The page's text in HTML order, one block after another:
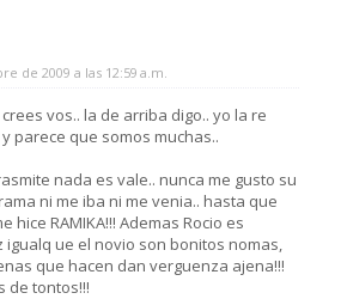
de 2009 a las 12:59 a.m.
vos.. la de arriba digo.. yo la re
parece que somos muchas..
nada es vale.. nunca me gusto su
ni me iba ni me venia.. hasta que
hice RAMIKA!!! Ademas Rocio es
igualq ue el novio son bonitos nomas,
que hacen dan verguenza ajena!!!
de tontos!!!